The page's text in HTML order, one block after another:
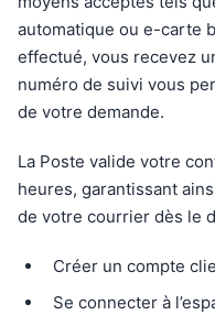
automatique ou e-carte
effectué, vous recevez
numéro de suivi vous
de votre demande.
La Poste valide votre
heures, garantissant
de votre courrier dès le
Créer un compte
Se connecter à